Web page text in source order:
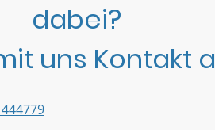
dabei?
uns Kontakt